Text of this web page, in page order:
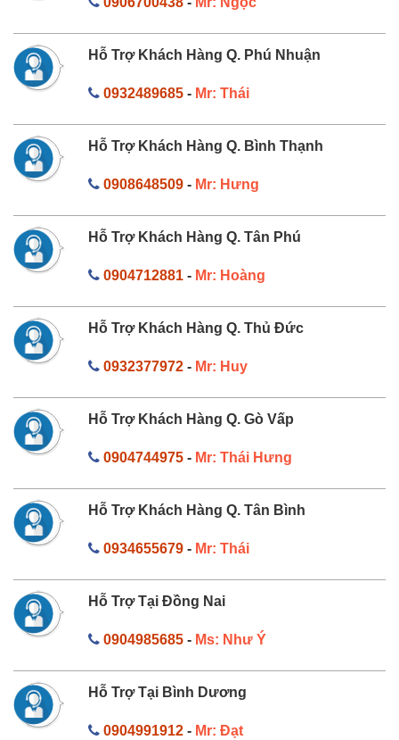
Hỗ Trợ Khách Hàng Q. Phú Nhuận
0932489685- Mr: Thái
Hỗ Trợ Khách Hàng Q. Bình Thạnh
0908648509- Mr: Hưng
Hỗ Trợ Khách Hàng Q. Tân Phú
0904712881- Mr: Hoàng
Hỗ Trợ Khách Hàng Q. Thủ Đức
0932377972- Mr: Huy
Hỗ Trợ Khách Hàng Q. Gò Vấp
0904744975- Mr: Thái Hưng
Hỗ Trợ Khách Hàng Q. Tân Bình
0934655679- Mr: Thái
Hỗ Trợ Tại Đồng Nai
0904985685- Ms: Như Ý
Hỗ Trợ Tại Bình Dương
0904991912- Mr: Đạt